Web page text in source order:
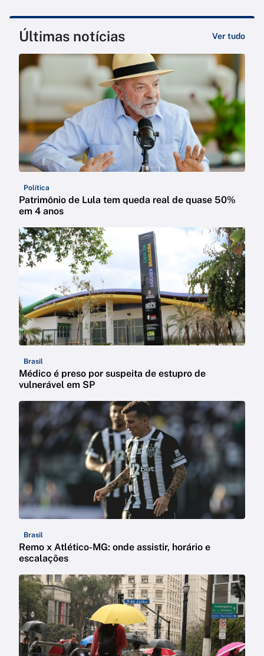
Últimas notícias Ver tudo
Política
Patrimônio de Lula tem queda real de quase 50%
em 4 anos
Brasil
Médico é preso por suspeita de estupro de
vulnerável em SP
Brasil
Remo x Atlético-MG: onde assistir, horário e
escalações